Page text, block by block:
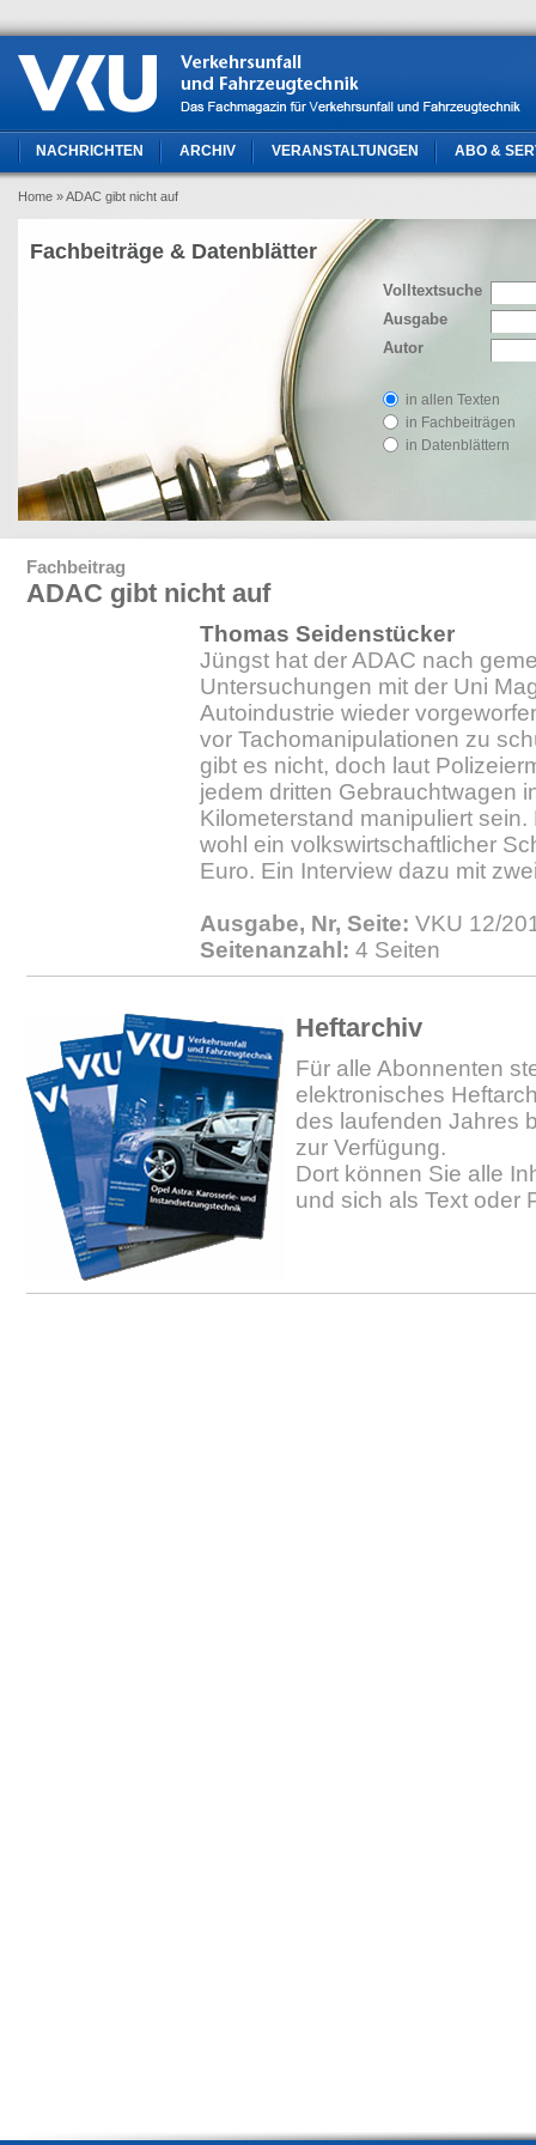
NACHRICHTEN ARCHIV VERANSTALTUNGEN ABO &
Home » ADAC gibt nicht auf
Volltextsuche
Ausgabe
Autor
in allen Texten
in Fachbeiträgen
in Datenblättern
Fachbeiträge & Datenblätter
Fachbeitrag
ADAC gibt nicht auf
Thomas Seidenstücker
Jüngst hat der ADAC nach
Untersuchungen mit der Uni
Autoindustrie wieder
vor Tachomanipulationen zu
gibt es nicht, doch laut
jedem dritten Gebrauchtwagen
Kilometerstand manipuliert
wohl ein volkswirtschaftlicher
Euro. Ein Interview dazu mit
Ausgabe, Nr, Seite: VKU 12/
Seitenanzahl: 4 Seiten
Heftarchiv
Für alle Abonnenten
elektronisches
des laufenden Jahres
zur Verfügung.
Dort können Sie alle
und sich als Text oder